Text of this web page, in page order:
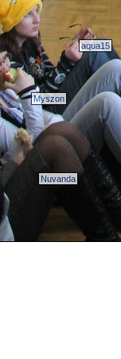
aqua15
Myszon
Nuvanda